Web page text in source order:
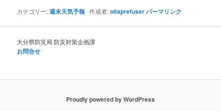
カテゴリー:週末天気予報 作成者:oitaprefuserパーマリンク
大分県防災局 防災対策企画課
お問合せ
Proudly powered by WordPress